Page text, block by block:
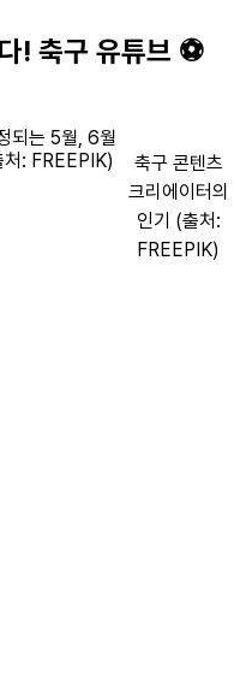
! 축구 유튜브 ⚽
되는 5월, 6월
축구 콘텐츠
크리에이터의
인기 (출처:
FREEPIK)